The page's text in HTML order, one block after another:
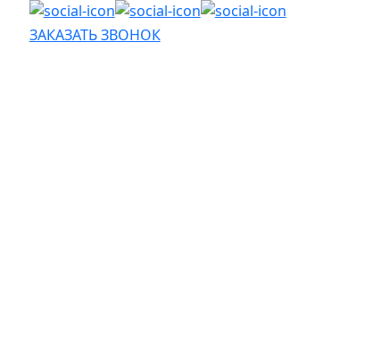
ЗАКАЗАТЬ ЗВОНОК